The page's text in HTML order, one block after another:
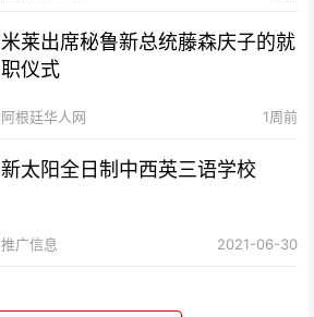
米莱出席秘鲁新总统藤森庆子的就
职仪式
阿根廷华人网 1周前
新太阳全日制中西英三语学校
推广信息 2021-06-30